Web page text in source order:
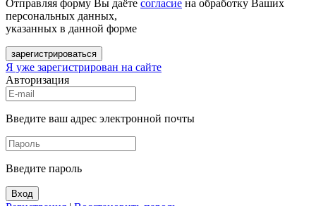
Отправляя форму Вы даёте согласие на обработку Ваших
персональных данных,
указанных в данной форме
зарегистрироваться
Я уже зарегистрирован на сайте
Авторизация
Введите ваш адрес электронной почты
Введите пароль
Вход